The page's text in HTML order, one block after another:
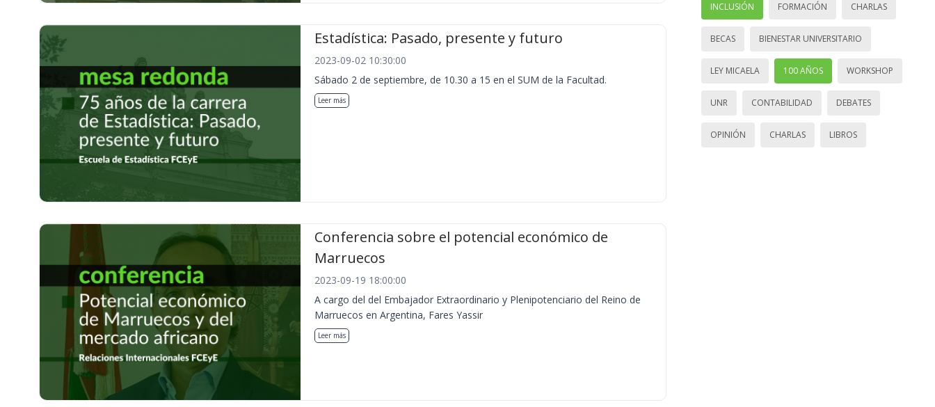
Estadística: Pasado, presente y futuro
2023-09-02 10:30:00
Sábado 2 de septiembre, de 10.30 a 15 en el SUM de la Facultad.
Leer más
Conferencia sobre el potencial económico de
Marruecos
2023-09-19 18:00:00
A cargo del del Embajador Extraordinario y Plenipotenciario del Reino de
Marruecos en Argentina, Fares Yassir
Leer más
INCLUSIÓN FORMACIÓN CHARLAS
BECAS BIENESTAR UNIVERSITARIO
LEY MICAELA 100 AÑOS WORKSHOP
UNR CONTABILIDAD DEBATES
OPINIÓN CHARLAS LIBROS